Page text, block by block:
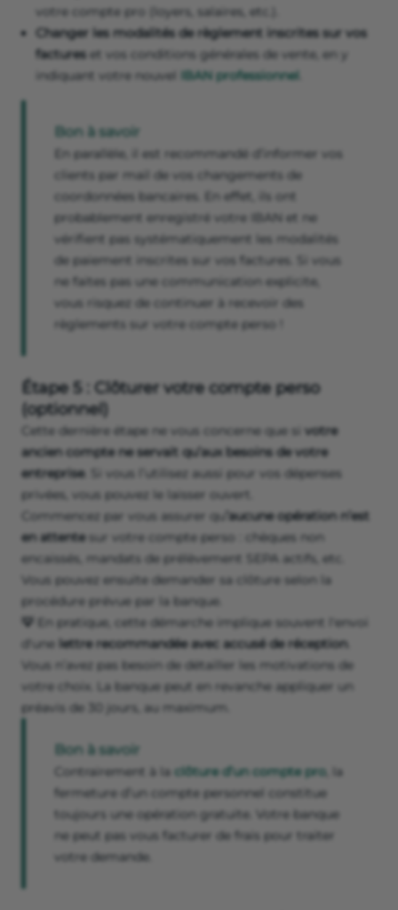
votre compte pro (loyers, salaires, etc.).
Changer les modalités de règlement inscrites sur vos
factures et vos conditions générales de vente, en y
indiquant votre nouvel IBAN professionnel
Bon à savoir
En parallèle, il est recommandé d’informer vos
clients par mail de vos changements de
coordonnées bancaires. En effet, ils ont
probablement enregistré votre IBAN et ne
vérifient pas systématiquement les modalités
de paiement inscrites sur vos factures. Si vous
ne faites pas une communication explicite,
vous risquez de continuer à recevoir des
règlements sur votre compte perso !
Étape 5 : Clôturer votre compte perso
(optionnel)
Cette dernière étape ne vous concerne que si votre
ancien compte ne servait qu’aux besoins de votre
entreprise. Si vous l’utilisez aussi pour vos dépenses
privées, vous pouvez le laisser ouvert.
Commencez par vous assurer qu ’aucune opération n’est
en attente sur votre compte perso : chèques non
encaissés, mandats de prélèvement SEPA actifs, etc.
Vous pouvez ensuite demander sa clôture selon la
procédure prévue par la banque.
💡
En pratique, cette démarche implique souvent l'envoi
d'une lettre recommandée avec accusé de réception.
Vous n’avez pas besoin de détailler les motivations de
votre choix. La banque peut en revanche appliquer un
préavis de 30 jours, au maximum.
Bon à savoir
Contrairement à la clôture d’un compte pro, la
fermeture d’un compte personnel constitue
toujours une opération gratuite. Votre banque
ne peut pas vous facturer de frais pour traiter
votre demande.